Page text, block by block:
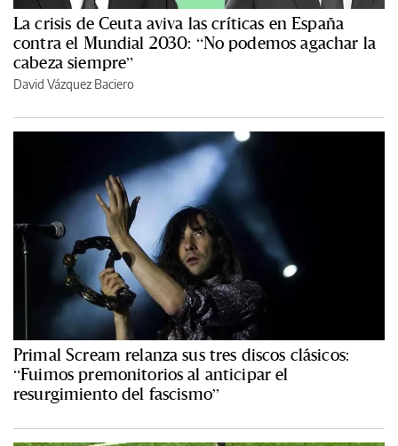
La crisis de Ceuta aviva las críticas en España
contra el Mundial 2030: “No podemos agachar la
cabeza siempre”
David Vázquez Baciero
Primal Scream relanza sus tres discos clásicos:
“Fuimos premonitorios al anticipar el
resurgimiento del fascismo”